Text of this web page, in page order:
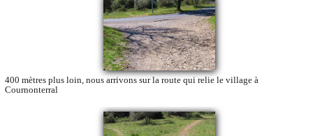
400 mètres plus loin, nous arrivons sur la route qui relie le village à
Cournonterral